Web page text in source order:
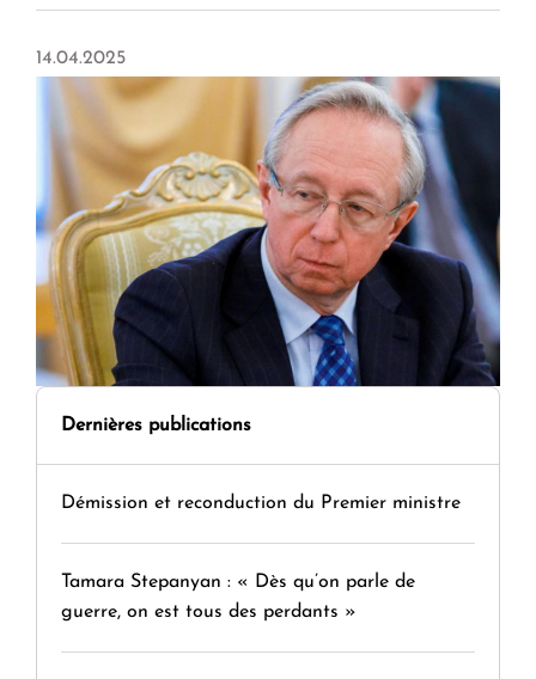
14.04.2025
Dernières publications
Démission et reconduction du Premier ministre
Tamara Stepanyan : « Dès qu’on parle de
guerre, on est tous des perdants »